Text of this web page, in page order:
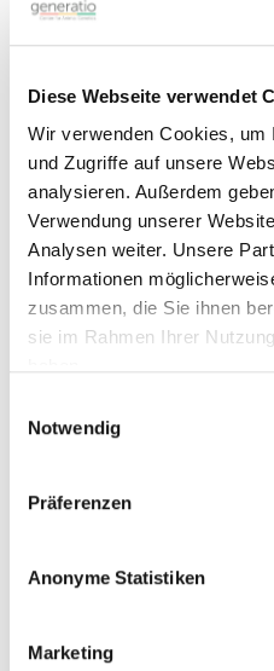
Diese Webseite verwendet
Wir verwenden Cookies,
und Zugriffe auf unsere
analysieren. Außerdem
Verwendung unserer
Analysen weiter. Unsere
Informationen
zusammen, die Sie ihnen
sie im Rahmen Ihrer
Impressum
Notwendig
Präferenzen
Anonyme Statistiken
Marketing
53,90 €
Anwendung:
- Erkennung gesund
Der CysII-B Test untersucht
Zwergpinschern für das
ist. Diese Mutation wirkt
die klinischen Symptome sehr
der Mutation gesund
D-Locus (Verdünnung,
Der Test 'D-Lokus' untersucht
tritt ein, wenn ein Tier die
Die Dilution-Mutation kann in